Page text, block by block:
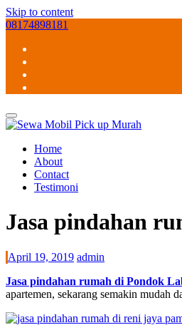
Skip to content
08174898181
Home
About
Contact
Testimoni
Jasa pindahan
April 19, 2019 admin
Jasa pindahan rumah di Pondok
apartemen, sekarang semakin mudah